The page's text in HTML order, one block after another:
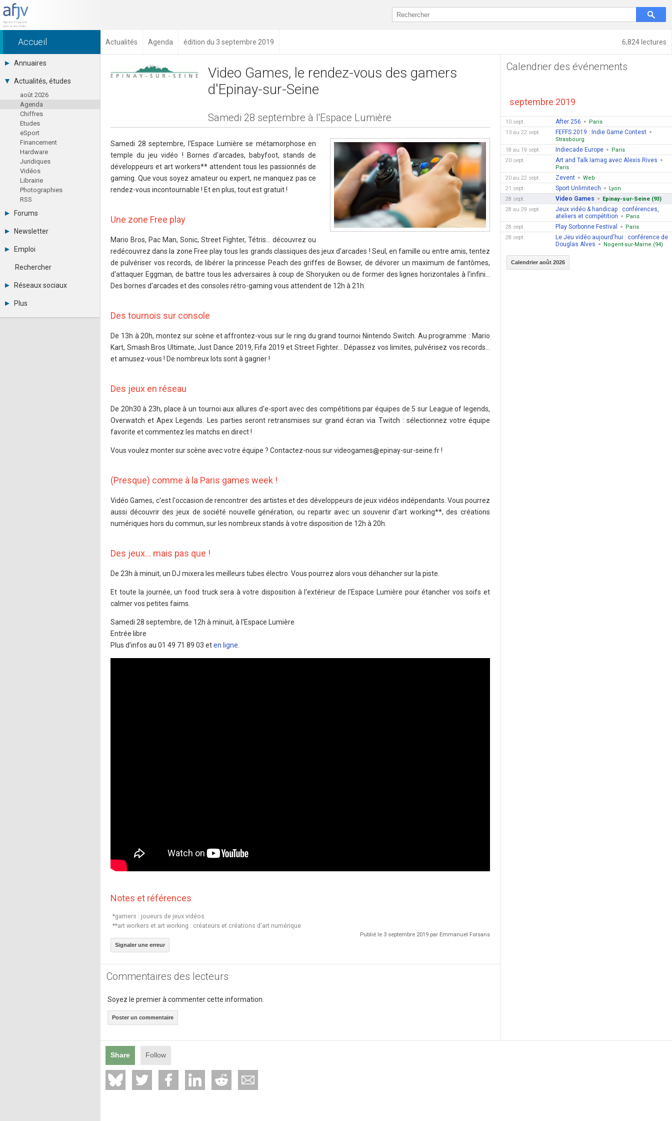
6,824 lectures
Accueil Actualités Agenda édition du 3 septembre 2019
Annuaires
Toutes les sociétés (691)
Studios (418)
Editeurs (49)
Distributeurs (16)
Hard. / Accessoires (10)
Middlewares (15)
Prestataires (99)
Assoc. / Syndicats (21)
Formations / Ecoles (46)
Presse spécialisée (17)
Actualités, études
août 2026
Agenda
Chiffres
Etudes
eSport
Financement
Hardware
Juridiques
Vidéos
Librairie
Photographies
RSS
Forums
Tous les forums
Se connecter
Messages privés
Contacter un modérateur
Newsletter
Archives
Abonnement
Emploi
Consulter les annonces
Observatoire de l'emploi
Rechercher
Réseaux sociaux
LinkedIn
Plus
Annonceurs
Video Games, le rendez-vous des gamers
d'Epinay-sur-Seine
Samedi 28 septembre à l'Espace Lumière
Samedi 28 septembre, l'Espace Lumière se métamorphose en
temple du jeu vidéo ! Bornes d'arcades, babyfoot, stands de
développeurs et art workers** attendent tous les passionnés de
gaming. Que vous soyez amateur ou expert, ne manquez pas ce
rendez-vous incontournable ! Et en plus, tout est gratuit !
Une zone Free play
Mario Bros, Pac Man, Sonic, Street Fighter, Tétris… découvrez ou
redécouvrez dans la zone Free play tous les grands classiques des jeux d'arcades ! Seul, en famille ou entre amis, tentez
de pulvériser vos records, de libérer la princesse Peach des griffes de Bowser, de dévorer un maximum de fantômes,
d'attaquer Eggman, de battre tous les adversaires à coup de Shoryuken ou de former des lignes horizontales à l'infini…
Des bornes d'arcades et des consoles rétro-gaming vous attendent de 12h à 21h.
Des tournois sur console
De 13h à 20h, montez sur scène et affrontez-vous sur le ring du grand tournoi Nintendo Switch. Au programme : Mario
Kart, Smash Bros Ultimate, Just Dance 2019, Fifa 2019 et Street Fighter… Dépassez vos limites, pulvérisez vos records…
et amusez-vous ! De nombreux lots sont à gagner !
Des jeux en réseau
De 20h30 à 23h, place à un tournoi aux allures d'e-sport avec des compétitions par équipes de 5 sur League of legends,
Overwatch et Apex Legends. Les parties seront retransmises sur grand écran via Twitch : sélectionnez votre équipe
favorite et commentez les matchs en direct !
Vous voulez monter sur scène avec votre équipe ? Contactez-nous sur videogames epinay-sur-seine.fr !
(Presque) comme à la Paris games week !
Vidéo Games, c'est l'occasion de rencontrer des artistes et des développeurs de jeux vidéos indépendants. Vous pourrez
aussi découvrir des jeux de société nouvelle génération, ou repartir avec un souvenir d'art working**, des créations
numériques hors du commun, sur les nombreux stands à votre disposition de 12h à 20h.
Des jeux… mais pas que !
De 23h à minuit, un DJ mixera les meilleurs tubes électro. Vous pourrez alors vous déhancher sur la piste.
Et toute la journée, un food truck sera à votre disposition à l'extérieur de l'Espace Lumière pour étancher vos soifs et
calmer vos petites faims.
Samedi 28 septembre, de 12h à minuit, à l'Espace Lumière
Entrée libre
Plus d'infos au 01 49 71 89 03 eten ligne
Notes et références
*gamers : joueurs de jeux vidéos
**art workers et art working : créateurs et créations d'art numérique
Publié le 3 septembre 2019 par Emmanuel Forsans
Signaler une erreur
Commentaires des lecteurs
Soyez le premier à commenter cette information.
Poster un commentaire
Calendrier des événements
septembre 2019
10 sept. After 256
Paris
13 au 22 sept.
FEFFS 2019 : Indie Game Contest
Strasbourg
18 au 19 sept.
Indiecade Europe
Paris
20 sept.
Art and Talk Iamag avec Alexis Rives
Paris
20 au 22 sept.
Zevent
Web
21 sept.
Sport Unlimitech
Lyon
28 sept.
Video Games
Epinay-sur-Seine (93)
28 au 29 sept.
Jeux vidéo & handicap : conférences,
ateliers et compétition
Paris
28 sept.
Play Sorbonne Festival
Paris
28 sept.
Le Jeu vidéo aujourd'hui : conférence de
Douglas Alves
Nogent-sur-Marne (94)
Calendrier août 2026
Share Follow